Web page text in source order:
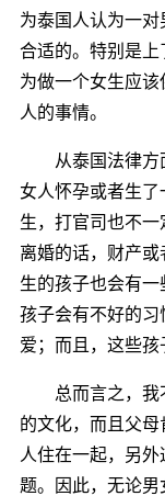
为泰国人认为一
合适的。特别是上
为做一个女生应
人的事情。
从泰国法律方面
女人怀孕或者生
生，打官司也不
离婚的话，财产
生的孩子也会有一
孩子会有不好的
爱；而且，这些孩
总而言之，我不
的文化，而且父母
人住在一起，另
题。因此，无论